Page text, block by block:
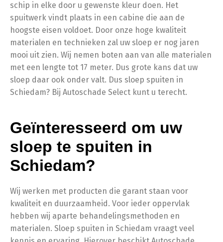
schip in elke door u gewenste kleur doen. Het
spuitwerk vindt plaats in een cabine die aan de
hoogste eisen voldoet. Door onze hoge kwaliteit
materialen en technieken zal uw sloep er nog jaren
mooi uit zien. Wij nemen boten aan van alle materialen
met een lengte tot 17 meter. Dus grote kans dat uw
sloep daar ook onder valt. Dus sloep spuiten in
Schiedam? Bij Autoschade Select kunt u terecht.
Geïnteresseerd om uw
sloep te spuiten in
Schiedam?
Wij werken met producten die garant staan voor
kwaliteit en duurzaamheid. Voor ieder oppervlak
hebben wij aparte behandelingsmethoden en
materialen. Sloep spuiten in Schiedam vraagt veel